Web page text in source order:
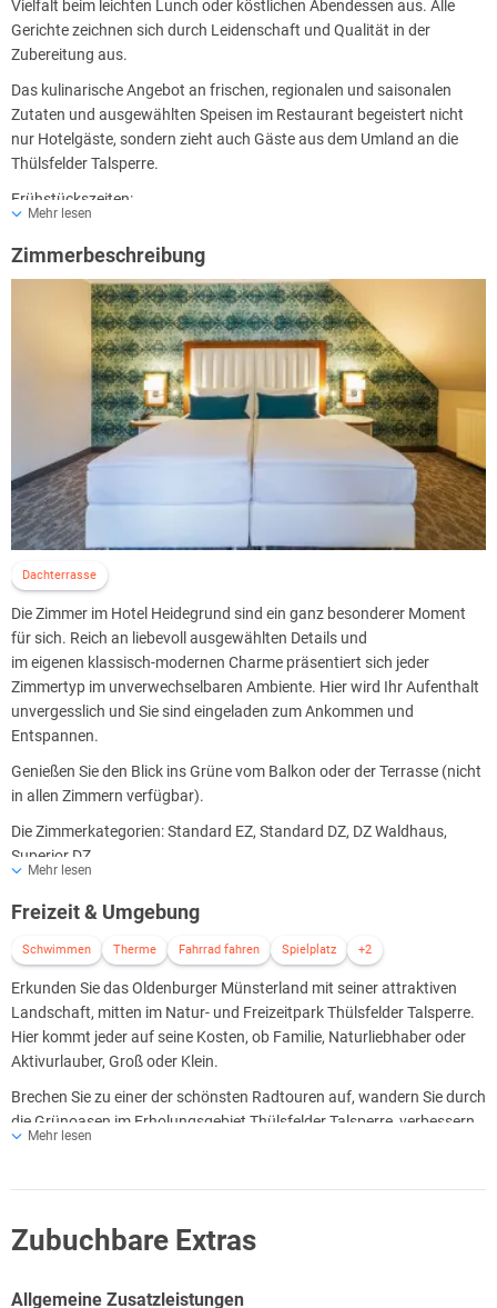
Vielfalt beim leichten Lunch oder köstlichen Abendessen aus. Alle
Gerichte zeichnen sich durch Leidenschaft und Qualität in der
Zubereitung aus.
Das kulinarische Angebot an frischen, regionalen und saisonalen
Zutaten und ausgewählten Speisen im Restaurant begeistert nicht
nur Hotelgäste, sondern zieht auch Gäste aus dem Umland an die
Thülsfelder Talsperre.
Frühstückszeiten:
Montag - Freitag: 06:30-10:00 Uhr
Samstag, Sonntag und Feiertage: 07:00-11:00 Uhr
Ferien & Brückentage in Niedersachen: 06:30-11:00 Uhr
Mehr lesen
Zimmerbeschreibung
Dachterrasse
Die Zimmer im Hotel Heidegrund sind ein ganz besonderer Moment
für sich. Reich an liebevoll ausgewählten Details und
im eigenen klassisch-modernen Charme präsentiert sich jeder
Zimmertyp im unverwechselbaren Ambiente. Hier wird Ihr Aufenthalt
unvergesslich und Sie sind eingeladen zum Ankommen und
Entspannen.
Genießen Sie den Blick ins Grüne vom Balkon oder der Terrasse (nicht
in allen Zimmern verfügbar).
Die Zimmerkategorien: Standard EZ, Standard DZ, DZ Waldhaus,
Superior DZ
Mehr lesen
Freizeit & Umgebung
Schwimmen Therme Fahrrad fahren Spielplatz +2
Erkunden Sie das Oldenburger Münsterland mit seiner attraktiven
Landschaft, mitten im Natur- und Freizeitpark Thülsfelder Talsperre.
Hier kommt jeder auf seine Kosten, ob Familie, Naturliebhaber oder
Aktivurlauber, Groß oder Klein.
Brechen Sie zu einer der schönsten Radtouren auf, wandern Sie durch
die Grünoasen im Erholungsgebiet Thülsfelder Talsperre, verbessern
Sie Ihr Handicap auf dem nahegelegenen Golfplatz, besuchen Sie den
Ihnen auch für Spiel und Spaß die hauseigene Kegelbahn zur
Verfügung.
Mehr lesen
Zubuchbare Extras
Allgemeine Zusatzleistungen